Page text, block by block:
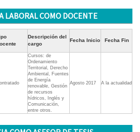
LABORAL COMO DOCENTE
Descripción del
cargo
Fecha Inicio Fecha Fin
Cursos: de
Ordenamiento
Territorial, Derecho
Ambiental, Fuentes
de Energía
renovable, Gestión
de recursos
hídricos, Inglés y
Comunicación,
entre otros.
Agosto 2017 A la actualidad